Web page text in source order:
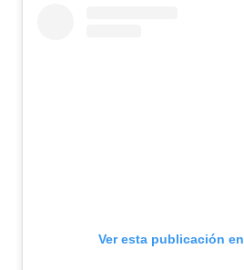
Ver esta publicación